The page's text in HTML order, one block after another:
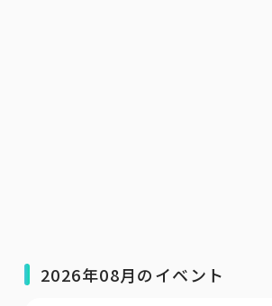
2026年08月のイベント